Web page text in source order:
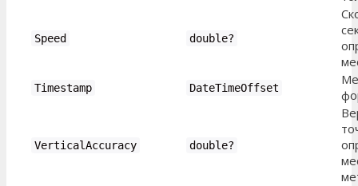
Speed double?
Timestamp DateTimeOffset
VerticalAccuracy double?